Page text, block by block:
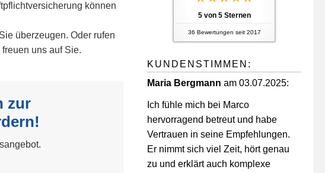
03391-5104037
kontakt@marco-lemke.de
5von 5Sternen
36 Bewertungen seit 2017
KUNDENSTIMMEN:
Maria Bergmann am 03.07.2025:
Ich fühle mich bei Marco
hervorragend betreut und habe
Vertrauen in seine Empfehlungen.
Er nimmt sich viel Zeit, hört genau
zu und erklärt auch komplexe
können
überzeugen. Oder rufen
uns auf Sie.
zur